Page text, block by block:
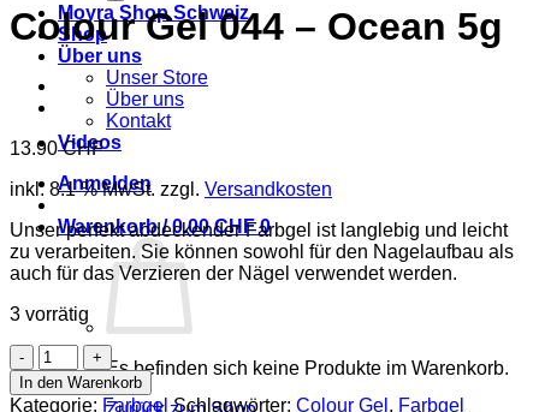
Moyra Shop Schweiz
Shop
Über uns
Unser Store
Über uns
Kontakt
Videos
Anmelden
Warenkorb /0.00CHF 0
Es befinden sich keine Produkte im Warenkorb.
Colour Gel 044 – Ocean 5g
13.90CHF
inkl. 8.1 % MwSt. zzgl. Versandkosten
Unser perfekt abdeckender Farbgel ist langlebig und leicht
zu verarbeiten. Sie können sowohl für den Nagelaufbau als
auch für das Verzieren der Nägel verwendet werden.
3 vorrätig
Colour
Gel
044
In den Warenkorb
Kategorie: Farbgel Schlagwörter: Colour Gel , Farbgel